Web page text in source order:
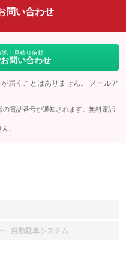
問い合わせ
認・見積り依頼
問い合わせ
届くことはありません。 メールア
電話番号が通知されます。無料電話
。
自動駐車システム
：装備なし